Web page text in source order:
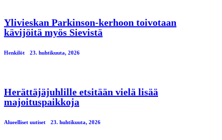
Ylivieskan Parkinson-kerhoon toivotaan
kävijöitä myös Sievistä
Henkilöt 23. huhtikuuta, 2026
Herättäjäjuhlille etsitään vielä lisää
majoituspaikkoja
Alueelliset uutiset 23. huhtikuuta, 2026